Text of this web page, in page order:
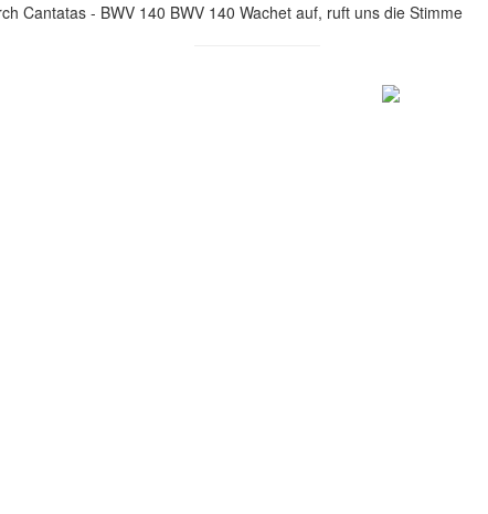
Cantatas - BWV 140 BWV 140 Wachet auf, ruft uns die Stimme